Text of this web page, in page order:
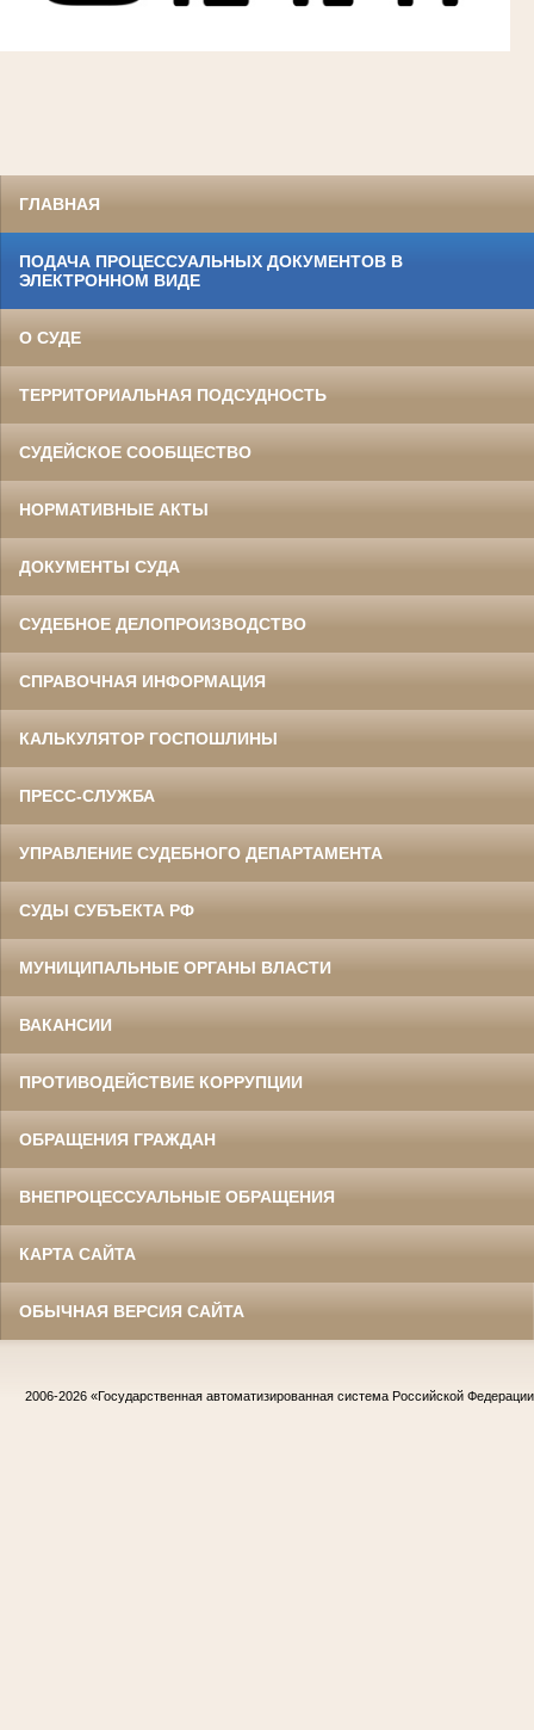
ГЛАВНАЯ
ПОДАЧА ПРОЦЕССУАЛЬНЫХ ДОКУМЕНТОВ В
ЭЛЕКТРОННОМ ВИДЕ
О СУДЕ
ТЕРРИТОРИАЛЬНАЯ ПОДСУДНОСТЬ
СУДЕЙСКОЕ СООБЩЕСТВО
НОРМАТИВНЫЕ АКТЫ
ДОКУМЕНТЫ СУДА
СУДЕБНОЕ ДЕЛОПРОИЗВОДСТВО
СПРАВОЧНАЯ ИНФОРМАЦИЯ
КАЛЬКУЛЯТОР ГОСПОШЛИНЫ
ПРЕСС-СЛУЖБА
УПРАВЛЕНИЕ СУДЕБНОГО ДЕПАРТАМЕНТА
СУДЫ СУБЪЕКТА РФ
МУНИЦИПАЛЬНЫЕ ОРГАНЫ ВЛАСТИ
ВАКАНСИИ
ПРОТИВОДЕЙСТВИЕ КОРРУПЦИИ
ОБРАЩЕНИЯ ГРАЖДАН
ВНЕПРОЦЕССУАЛЬНЫЕ ОБРАЩЕНИЯ
КАРТА САЙТА
ОБЫЧНАЯ ВЕРСИЯ САЙТА
2006-2026 «Государственная автоматизированная система Российской